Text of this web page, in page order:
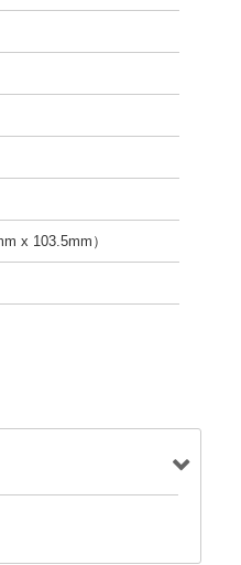
x 103.5mm）